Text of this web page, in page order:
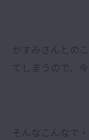
かすみさんとの
てしまうので、
そんなこんなで